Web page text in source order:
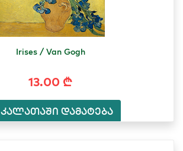
Irises / Van Gogh
13.00 ₾
კალათაში დამატება